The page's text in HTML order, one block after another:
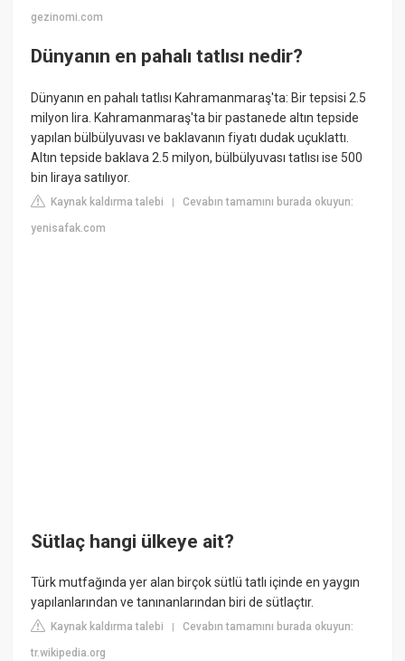
gezinomi.com
Dünyanın en pahalı tatlısı nedir?
Dünyanın en pahalı tatlısı Kahramanmaraş'ta: Bir tepsisi 2.5
milyon lira. Kahramanmaraş'ta bir pastanede altın tepside
yapılan bülbülyuvası ve baklavanın fiyatı dudak uçuklattı.
Altın tepside baklava 2.5 milyon, bülbülyuvası tatlısı ise 500
bin liraya satılıyor.
Kaynak kaldırma talebi |Cevabın tamamını burada okuyun:
yenisafak.com
Sütlaç hangi ülkeye ait?
Türk mutfağında yer alan birçok sütlü tatlı içinde en yaygın
yapılanlarından ve tanınanlarından biri de sütlaçtır.
Kaynak kaldırma talebi |Cevabın tamamını burada okuyun:
tr.wikipedia.org